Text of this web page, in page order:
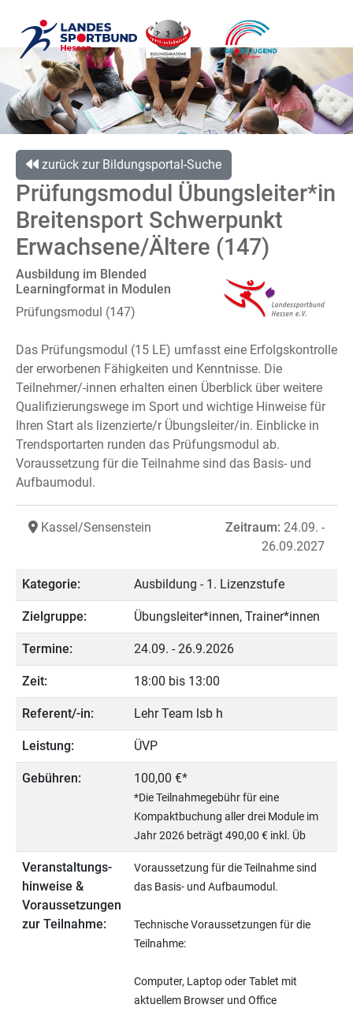
zurück zur Bildungsportal-Suche
Prüfungsmodul Übungsleiter*in
Breitensport Schwerpunkt
Erwachsene/Ältere (147)
Ausbildung im Blended
Learningformat in Modulen
Prüfungsmodul (147)
Das Prüfungsmodul (15 LE) umfasst eine Erfolgskontrolle
der erworbenen Fähigkeiten und Kenntnisse. Die
Teilnehmer/-innen erhalten einen Überblick über weitere
Qualifizierungswege im Sport und wichtige Hinweise für
Ihren Start als lizenzierte/r Übungsleiter/in. Einblicke in
Trendsportarten runden das Prüfungsmodul ab.
Voraussetzung für die Teilnahme sind das Basis- und
Aufbaumodul.
Kassel/Sensenstein Zeitraum: 24.09. -
26.09.2027
Kategorie: Ausbildung - 1. Lizenzstufe
Zielgruppe: Übungsleiter*innen, Trainer*innen
Termine: 24.09. - 26.9.2026
Zeit: 18:00 bis 13:00
Referent/-in: Lehr Team lsb h
Leistung: ÜVP
Gebühren: 100,00 €*
*Die Teilnahmegebühr für eine
Kompaktbuchung aller drei Module im
Jahr 2026 beträgt 490,00 € inkl. Üb
Veranstaltungs­
hinweise &
Voraussetzungen
zur Teilnahme:
Voraussetzung für die Teilnahme sind
das Basis- und Aufbaumodul.
Technische Voraussetzungen für die
Teilnahme:
Computer, Laptop oder Tablet mit
aktuellem Browser und Office